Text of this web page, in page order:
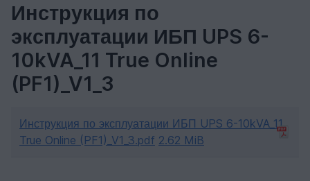
Инструкция по
эксплуатации ИБП UPS 6-
10kVA_11 True Online
(PF1)_V1_3
Инструкция по эксплуатации ИБП UPS 6-10kVA_11
True Online (PF1)_V1_3.pdf 2.62 MiB